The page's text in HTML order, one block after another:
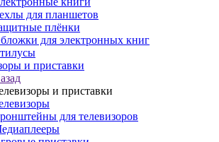
для планшетов
плёнки
для электронных книг
и приставки
и приставки
для телевизоров